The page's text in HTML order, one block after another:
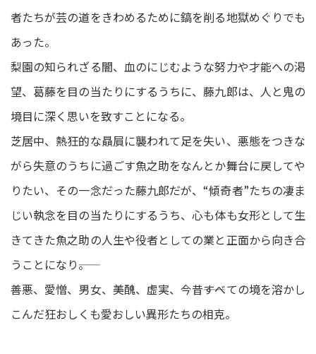
者たちが芸の道をきわめるために鎬を削る地獄めぐりでも
あった。
梨園の知られざる闇、血のにじむような努力や才能への渇
望、葛藤を目の当たりにするうちに、藤九郎は、人と鬼の
境目に深く思いを致すことになる。
芝居中、熱狂的な贔屓に襲われて足を失い、悪態をつきな
がら失意のうちに過ごす魚之助をなんとか舞台に戻してや
りたい、その一念だった藤九郎だが、“傾奇者”たちの凄ま
じい執念を目の当たりにするうち、心も体も女形として生
きてきた魚之助の人生や役者としての業と正面から向き合
うことになり――。
善悪、愛憎、男女、美醜、虚実、今昔――すべての境を溶かし
こんだ狂おしくも愛おしい異形たちの相克。